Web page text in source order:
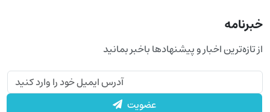
خبرنامه
از تازه‌ترین اخبار و پیشنهادها باخبر بمانید
عضویت